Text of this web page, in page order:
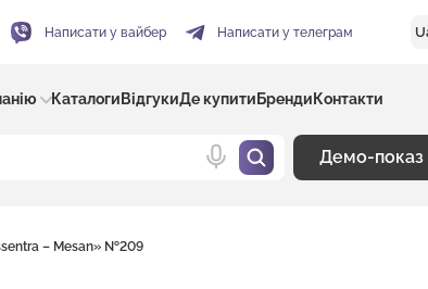
Написати у вайбер Написати у телеграм
Каталоги ВідгукиДе купити Бренди Контакти
Демо-показ
– Mesan» №209